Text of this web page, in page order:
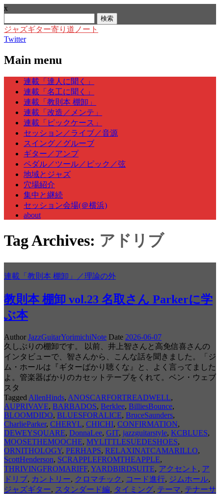
x
索:
ジャズギター寄り道ノート
Twitter
Main menu
Skip
content
連載「達人に聞く」
連載「名工に聞く」
連載「教則本 棚卸」
連載「改造／メンテ」
連載「ピックケース」
セッション／ライブ／音源
スイング／グルーブ
ギター／アンプ
ペダル／ツール／ピック／弦
地域とジャズ
穴場紹介
集中と継続
セッション会場(＠横浜)
about
Tag Archives: アドリブ
連載「教則本 棚卸」／理論の外
教則本 棚卸 vol.23 名取さん Parkerに学
ぶ本
Author JazzGuitarYorimichiNote Date 2026-06-07
久しぶりの棚卸です。 以前、井上智さんと高免信喜さんの
インタビューで、智さんから、こんな話を聞きました。「ジ
ム・ホールは『ギターばかり聴くな』と、よく言ってました
よ。管楽器ばかりのカセットテープをくれて。ベン・ウェブ
スタ
Tagged AllenHinds, ANOSCARFORTREADWELL,
AUPRIVAVE, BARBADOS, Berklee, BilliesBounce,
BLOOMDIDO, BLUESFORALICE, BruceSaunders,
CharlieParker, CHERYL, CHICHI, CONFIRMATION,
DEWEYSQUARE, DonnaLee, GIT, jazzguitarstyle, KCBLUES,
MOOSETHEMOOCHE, MYLITTLESUEDESHOES,
ORNITHOLOGY, PERHAPS, RELAXINATCAMARILLO,
ScottHenderson, SCRAPPLEFROMTHEAPPLE,
THRIVINGFROMARIFF, YARDBIRDSUITE, アクセント , ア
ドリブ, カントリー, クロマチック , コード進行, ジムホール,
ジャズギター, スタンダード編, タイミング, テーマ, テナーサ